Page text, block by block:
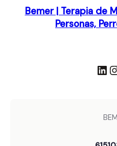
Bemer | Terapia de
Personas,
LinkedIn